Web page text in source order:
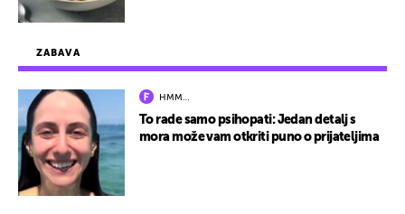
ZABAVA
HMM…
To rade samo psihopati: Jedan detalj s
mora može vam otkriti puno o prijateljima